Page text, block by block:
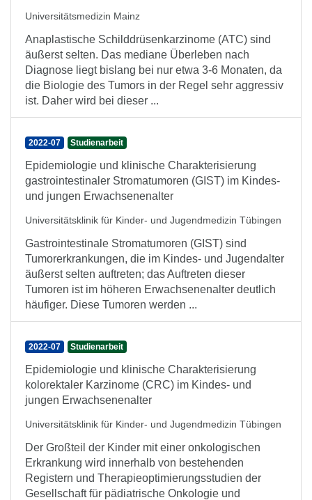
Universitätsmedizin Mainz
Anaplastische Schilddrüsenkarzinome (ATC) sind
äußerst selten. Das mediane Überleben nach
Diagnose liegt bislang bei nur etwa 3-6 Monaten, da
die Biologie des Tumors in der Regel sehr aggressiv
ist. Daher wird bei dieser ...
2022-07 Studienarbeit
Epidemiologie und klinische Charakterisierung
gastrointestinaler Stromatumoren (GIST) im Kindes-
und jungen Erwachsenenalter
Universitätsklinik für Kinder- und Jugendmedizin Tübingen
Gastrointestinale Stromatumoren (GIST) sind
Tumorerkrankungen, die im Kindes- und Jugendalter
äußerst selten auftreten; das Auftreten dieser
Tumoren ist im höheren Erwachsenenalter deutlich
häufiger. Diese Tumoren werden ...
2022-07 Studienarbeit
Epidemiologie und klinische Charakterisierung
kolorektaler Karzinome (CRC) im Kindes- und
jungen Erwachsenenalter
Universitätsklinik für Kinder- und Jugendmedizin Tübingen
Der Großteil der Kinder mit einer onkologischen
Erkrankung wird innerhalb von bestehenden
Registern und Therapieoptimierungsstudien der
Gesellschaft für pädiatrische Onkologie und